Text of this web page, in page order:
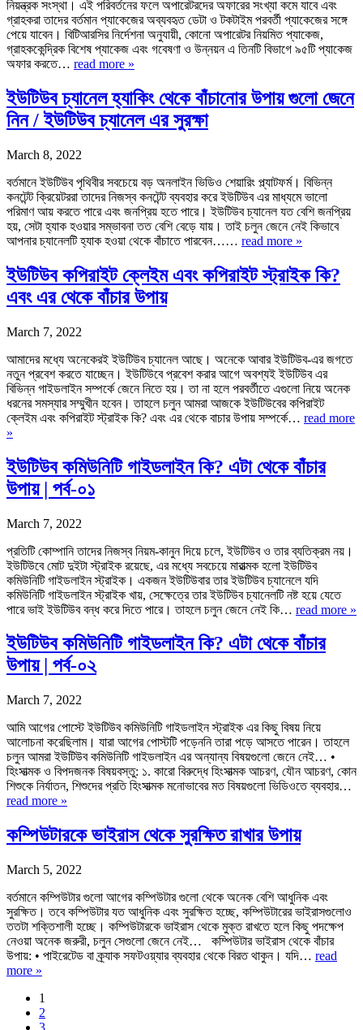
নিয়ন্ত্রক সংস্থা। এই পরিবর্তনের ফলে অপারেটরদের অফারের সংখ্যা কমে যাবে এবং
গ্রাহকরা তাদের বর্তমান প্যাকেজের অব্যবহৃত ডেটা ও টকটাইম পরবর্তী প্যাকেজের সঙ্গে
পেয়ে যাবেন। বিটিআরসির নির্দেশনা অনুযায়ী, কোনো অপারেটর নিয়মিত প্যাকেজ,
গ্রাহককেন্দ্রিক বিশেষ প্যাকেজ এবং গবেষণা ও উন্নয়ন এ তিনটি বিভাগে ৯৫টি প্যাকেজ
অফার করতে… read more »
ইউটিউব চ্যানেল হ্যাকিং থেকে বাঁচানোর উপায় গুলো জেনে
নিন / ইউটিউব চ্যানেল এর সুরক্ষা
March 8, 2022
বর্তমানে ইউটিউব পৃথিবীর সবচেয়ে বড় অনলাইন ভিডিও শেয়ারিং প্ল্যাটফর্ম। বিভিন্ন
কনটেন্ট ক্রিয়েটররা তাদের নিজস্ব কনটেন্ট ব্যবহার করে ইউটিউব এর মাধ্যমে ভালো
পরিমাণ আয় করতে পারে এবং জনপ্রিয় হতে পারে। ইউটিউব চ্যানেল যত বেশি জনপ্রিয়
হয়, সেটা হ্যাক হওয়ার সম্ভাবনা তত বেশি বেড়ে যায়। তাই চলুন জেনে নেই কিভাবে
আপনার চ্যানেলটি হ্যাক হওয়া থেকে বাঁচাতে পারবেন…… read more »
ইউটিউব কপিরাইট ক্লেইম এবং কপিরাইট স্ট্রাইক কি?
এবং এর থেকে বাঁচার উপায়
March 7, 2022
আমাদের মধ্যে অনেকেরই ইউটিউব চ্যানেল আছে। অনেকে আবার ইউটিউব-এর জগতে
নতুন প্রবেশ করতে যাচ্ছেন। ইউটিউবে প্রবেশ করার আগে অবশ্যই ইউটিউব এর
বিভিন্ন গাইডলাইন সম্পর্কে জেনে নিতে হয়। তা না হলে পরবর্তীতে এগুলো নিয়ে অনেক
ধরনের সমস্যার সম্মুখীন হবেন। তাহলে চলুন আমরা আজকে ইউটিউবের কপিরাইট
ক্লেইম এবং কপিরাইট স্ট্রাইক কি? এবং এর থেকে বাচার উপায় সম্পর্কে… read more
»
ইউটিউব কমিউনিটি গাইডলাইন কি? এটা থেকে বাঁচার
উপায় | পর্ব-০১
March 7, 2022
প্রতিটি কোম্পানি তাদের নিজস্ব নিয়ম-কানুন দিয়ে চলে, ইউটিউব ও তার ব্যতিক্রম নয়।
ইউটিউবে মোট দুইটা স্ট্রাইক রয়েছে, এর মধ্যে সবচেয়ে মারাত্মক হলো ইউটিউব
কমিউনিটি গাইডলাইন স্ট্রাইক। একজন ইউটিউবার তার ইউটিউব চ্যানেলে যদি
কমিউনিটি গাইডলাইন স্ট্রাইক খায়, সেক্ষেত্রে তার ইউটিউব চ্যানেলটি নষ্ট হয়ে যেতে
পারে ভাই ইউটিউব বন্ধ করে দিতে পারে। তাহলে চলুন জেনে নেই কি… read more »
ইউটিউব কমিউনিটি গাইডলাইন কি? এটা থেকে বাঁচার
উপায় | পর্ব-০২
March 7, 2022
আমি আগের পোস্টে ইউটিউব কমিউনিটি গাইডলাইন স্ট্রাইক এর কিছু বিষয় নিয়ে
আলোচনা করেছিলাম। যারা আগের পোস্টটি পড়েননি তারা পড়ে আসতে পারেন। তাহলে
চলুন আমরা ইউটিউব কমিউনিটি গাইডলাইন এর অন্যান্য বিষয়গুলো জেনে নেই… •
হিংসাত্মক ও বিপদজনক বিষয়বস্তু: ১. কারো বিরুদ্ধে হিংসাত্মক আচরণ, যৌন আচরণ, কোন
শিশুকে নির্যাতন, শিশুদের প্রতি হিংসাত্মক মনোভাবের মত বিষয়গুলো ভিডিওতে ব্যবহার…
read more »
কম্পিউটারকে ভাইরাস থেকে সুরক্ষিত রাখার উপায়
March 5, 2022
বর্তমানে কম্পিউটার গুলো আগের কম্পিউটার গুলো থেকে অনেক বেশি আধুনিক এবং
সুরক্ষিত। তবে কম্পিউটার যত আধুনিক এবং সুরক্ষিত হচ্ছে, কম্পিউটারের ভাইরাসগুলোও
ততটা শক্তিশালী হচ্ছে। কম্পিউটারকে ভাইরাস থেকে মুক্ত রাখতে হলে কিছু পদক্ষেপ
নেওয়া অনেক জরুরী, চলুন সেগুলো জেনে নেই… কম্পিউটার ভাইরাস থেকে বাঁচার
উপায়: • পাইরেটেড বা ক্র্যাক সফটওয়্যার ব্যবহার থেকে বিরত থাকুন। যদি… read
more »
1
2